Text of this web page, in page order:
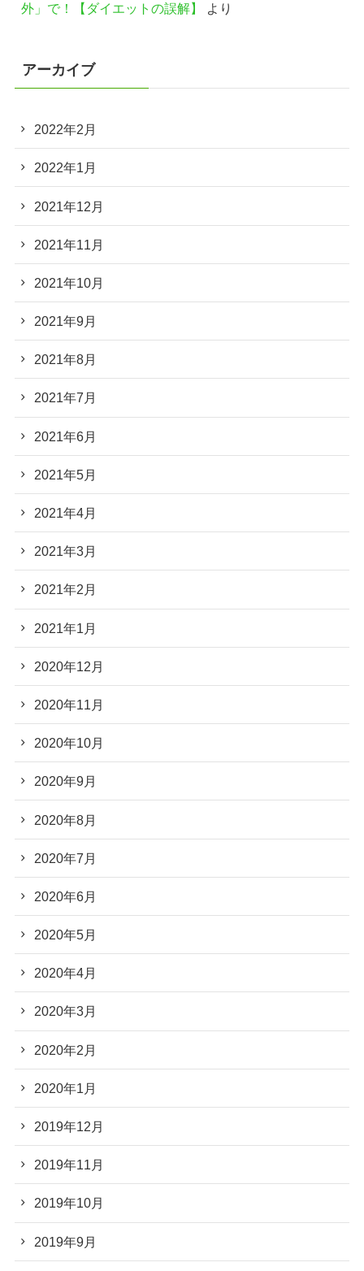
外」で！【ダイエットの誤解】
より
アーカイブ
2022年2月
2022年1月
2021年12月
2021年11月
2021年10月
2021年9月
2021年8月
2021年7月
2021年6月
2021年5月
2021年4月
2021年3月
2021年2月
2021年1月
2020年12月
2020年11月
2020年10月
2020年9月
2020年8月
2020年7月
2020年6月
2020年5月
2020年4月
2020年3月
2020年2月
2020年1月
2019年12月
2019年11月
2019年10月
2019年9月